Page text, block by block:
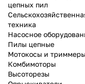
цепных пил
техника
Насосное
Пилы цепные
Мотокосы и триммеры
Комбимоторы
Высоторезы
Получайте
выбранный
Оставшиеся
списываться
по25